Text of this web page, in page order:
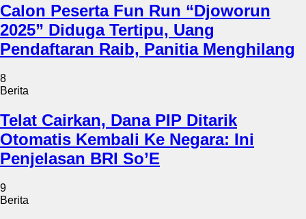
Calon Peserta Fun Run “Djoworun
2025” Diduga Tertipu, Uang
Pendaftaran Raib, Panitia Menghilang
8
Berita
Telat Cairkan, Dana PIP Ditarik
Otomatis Kembali Ke Negara: Ini
Penjelasan BRI So’E
9
Berita